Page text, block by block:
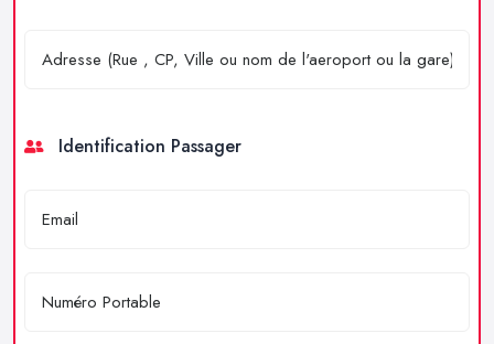
Identification Passager